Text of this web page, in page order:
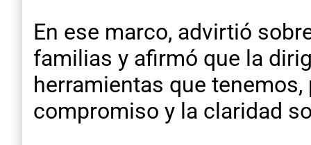
En ese marco, advirtió
familias y afirmó que la
herramientas que
compromiso y la claridad